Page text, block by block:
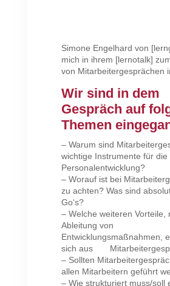
Simone Engelhard von
mich in ihrem [lernotalk]
von Mitarbeitergesprächen
Wir sind in dem
Gespräch auf
Themen
– Warum sind
wichtige Instrumente für die
Personalentwicklung?
– Worauf ist bei
zu achten? Was sind
Go‘s?
– Welche weiteren Vorteile,
Ableitung von
Entwicklungsmaßnahmen,
sich aus
– Sollten
allen Mitarbeitern geführt
– Wie strukturiert muss/soll